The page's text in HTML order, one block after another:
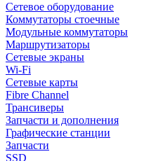
Сетевое оборудование
Коммутаторы стоечные
Модульные коммутаторы
Маршрутизаторы
Сетевые экраны
Wi-Fi
Сетевые карты
Fibre Channel
Трансиверы
Запчасти и дополнения
Графические станции
Запчасти
SSD